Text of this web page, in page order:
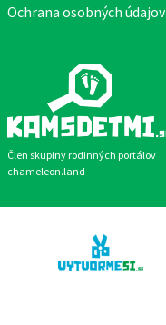
Člen skupiny rodinných portálov
chameleon.land
Ochrana osobných údajov